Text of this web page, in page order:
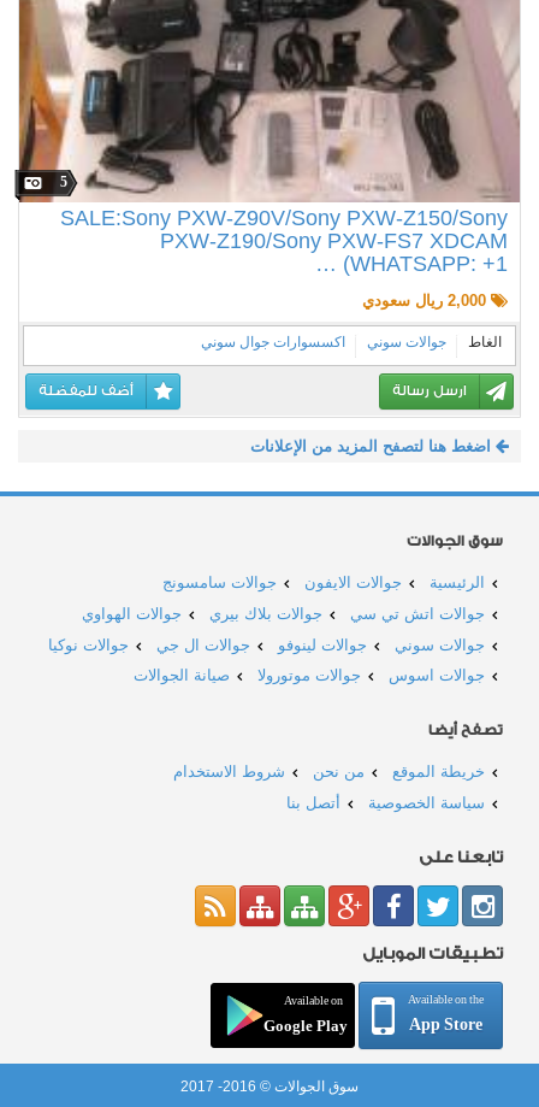
5
SALE:Sony PXW-Z90V/Sony PXW-Z150/Sony
PXW-Z190/Sony PXW-FS7 XDCAM
(WHATSAPP: +1 …
2,000 ريال سعودي
الغاط جوالات سوني اكسسوارات جوال سوني
ارسل رسالة أضف للمفضلة
اضغط هنا لتصفح المزيد من الإعلانات
سوق الجوالات
الرئيسية جوالات الايفون
جوالات سامسونج
جوالات اتش تي سي
جوالات بلاك بيري
جوالات الهواوي
جوالات سوني
جوالات لينوفو جوالات ال جي
جوالات نوكيا
جوالات اسوس
جوالات موتورولا صيانة الجوالات
تصفح أيضا
خريطة الموقع من نحن
شروط الاستخدام
سياسة الخصوصية
أتصل بنا
تابعنا على
تطبيقات الموبايل
Available on the
App Store
Available on
Google Play
سوق الجوالات © 2016- 2017